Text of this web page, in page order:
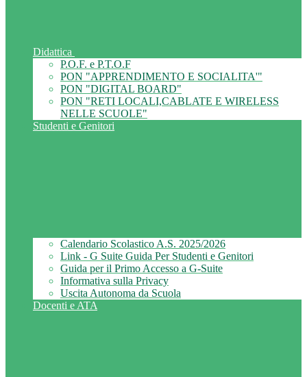
Didattica
P.O.F. e P.T.O.F
PON "APPRENDIMENTO E SOCIALITA'"
PON "DIGITAL BOARD"
PON "RETI LOCALI,CABLATE E WIRELESS
NELLE SCUOLE"
Studenti e Genitori
Calendario Scolastico A.S. 2025/2026
Link - G Suite Guida Per Studenti e Genitori
Guida per il Primo Accesso a G-Suite
Informativa sulla Privacy
Uscita Autonoma da Scuola
Docenti e ATA